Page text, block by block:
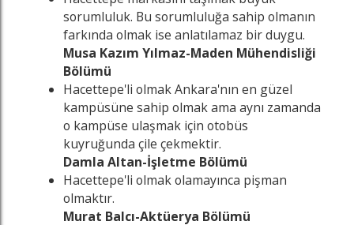
sorumluluk. Bu sorumluluğa sahip olmanın
farkında olmak ise anlatılamaz bir duygu.
Musa Kazım Yılmaz-Maden Mühendisliği
Bölümü
Hacettepe'li olmak Ankara'nın en güzel
kampüsüne sahip olmak ama aynı zamanda
o kampüse ulaşmak için otobüs
kuyruğunda çile çekmektir.
Damla Altan-İşletme Bölümü
Hacettepe'li olmak olamayınca pişman
olmaktır.
Murat Balcı-Aktüerya Bölümü